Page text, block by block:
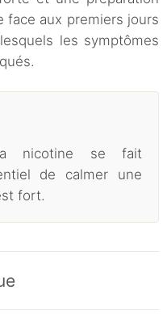
face aux premiers jours
les symptômes
nicotine se fait
de calmer une
fort.